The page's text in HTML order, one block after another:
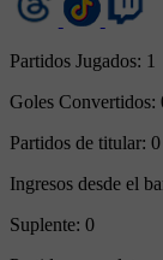
Partidos Jugados: 1
Goles Convertidos:
Partidos de titular: 0
Ingresos desde el
Suplente: 0